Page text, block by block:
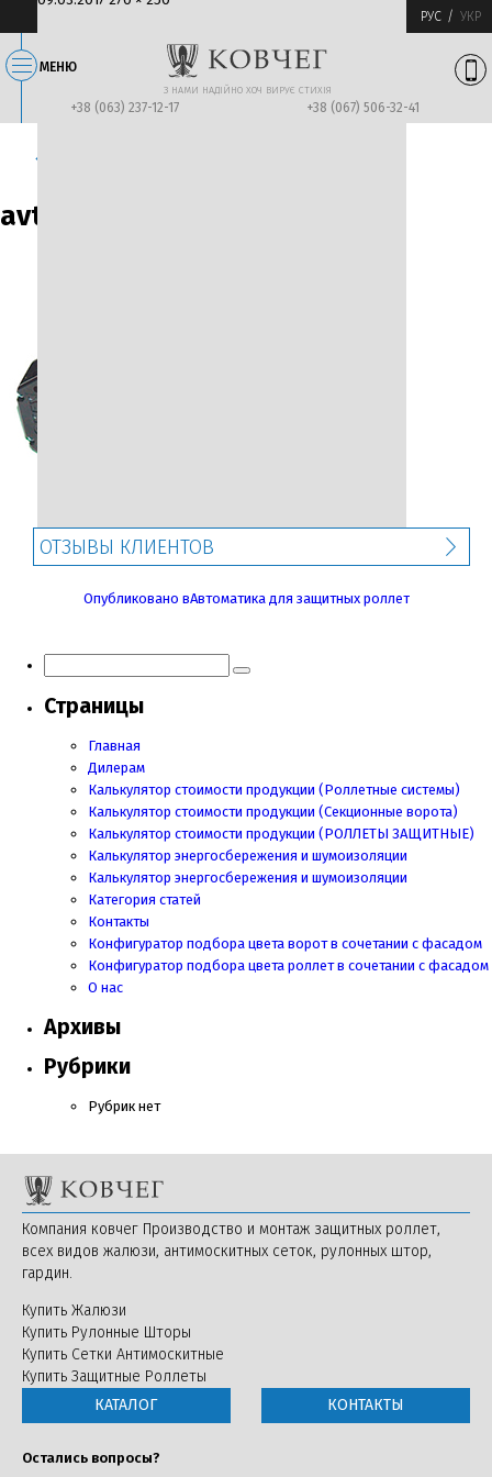
РУС УКР
МЕНЮ
З НАМИ НАДIЙНО ХОЧ ВИРУЄ СТИХIЯ
+38 (063) 237-12-17 +38 (067) 506-32-41
← Вернуться назад
avtomat1111
ОТЗЫВЫ КЛИЕНТОВ
НавигацияОпубликовано вАвтоматика для защитных роллет
Страницы
Главная
Дилерам
Калькулятор стоимости продукции (Роллетные системы)
Калькулятор стоимости продукции (Секционные ворота)
Калькулятор стоимости продукции (РОЛЛЕТЫ ЗАЩИТНЫЕ)
Калькулятор энергосбережения и шумоизоляции
Калькулятор энергосбережения и шумоизоляции
Категория статей
Контакты
Конфигуратор подбора цвета ворот в сочетании с фасадом
Конфигуратор подбора цвета роллет в сочетании с фасадом
О нас
Архивы
Рубрики
Рубрик нет
Компания ковчег Производство и монтаж защитных роллет,
всех видов жалюзи, антимоскитных сеток, рулонных штор,
гардин.
Купить Жалюзи
Купить Рулонные Шторы
Купить Сетки Антимоскитные
Купить Защитные Роллеты
КАТАЛОГ
КОНТАКТЫ
Остались вопросы?